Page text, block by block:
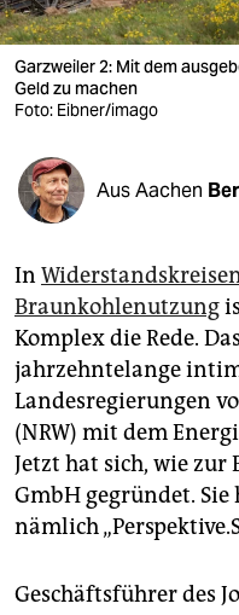
verlag
verlag
shop
fragen & hilfe
unterstützen
abo
genossenschaft
epaper login
Garzweiler 2: Mit dem
Geld zu machen
Foto: Eibner/imago
Aus Aachen
In
Braunkohlenutzung
Komplex die Rede.
jahrzehntelange
Landesregierungen
(NRW) mit dem
Jetzt hat sich, wie zur
GmbH gegründet.
nämlich
Geschäftsführer des